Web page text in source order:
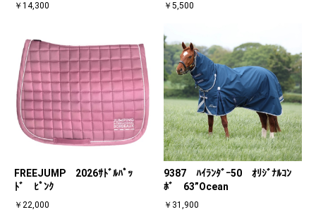
￥14,300 ￥5,500
FREEJUMP 2026ｻﾄﾞﾙﾊﾟｯ
ﾄﾞ ﾋﾟﾝｸ
￥22,000
9387 ﾊｲﾗﾝﾀﾞｰ50 ｵﾘｼﾞﾅﾙｺﾝ
ﾎﾞ 63”Ocean
￥31,900